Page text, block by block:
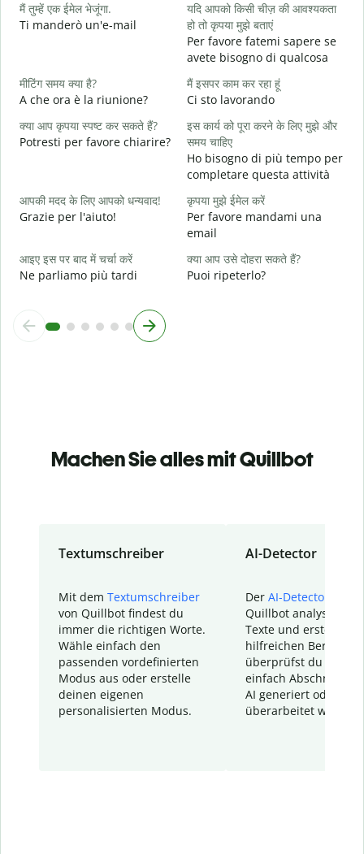
मैं तुम्हें एक ईमेल भेजूंगा.
Ti manderò un'e-mail
यदि आपको किसी चीज़ की आवश्यकता
हो तो कृपया मुझे बताएं
Per favore fatemi sapere se
avete bisogno di qualcosa
मीटिंग समय क्या है?
A che ora è la riunione?
मैं इसपर काम कर रहा हूं
Ci sto lavorando
क्या आप कृपया स्पष्ट कर सकते हैं?
Potresti per favore chiarire?
इस कार्य को पूरा करने के लिए मुझे और
समय चाहिए
Ho bisogno di più tempo per
completare questa attività
आपकी मदद के लिए आपको धन्यवाद!
Grazie per l'aiuto!
कृपया मुझे ईमेल करें
Per favore mandami una
email
आइए इस पर बाद में चर्चा करें
Ne parliamo più tardi
क्या आप उसे दोहरा सकते हैं?
Puoi ripeterlo?
Machen Sie alles mit Quillbot
Textumschreiber
Mit dem Textumschreiber
von Quillbot findest du
immer die richtigen Worte.
Wähle einfach den
passenden vordefinierten
Modus aus oder erstelle
deinen eigenen
personalisierten Modus.
AI-Detector
Der AI-Detector
Quillbot analysiert
Texte und erstellt
hilfreichen Bericht.
überprüfst du
einfach Abschnitte,
AI generiert oder
überarbeitet wurden.